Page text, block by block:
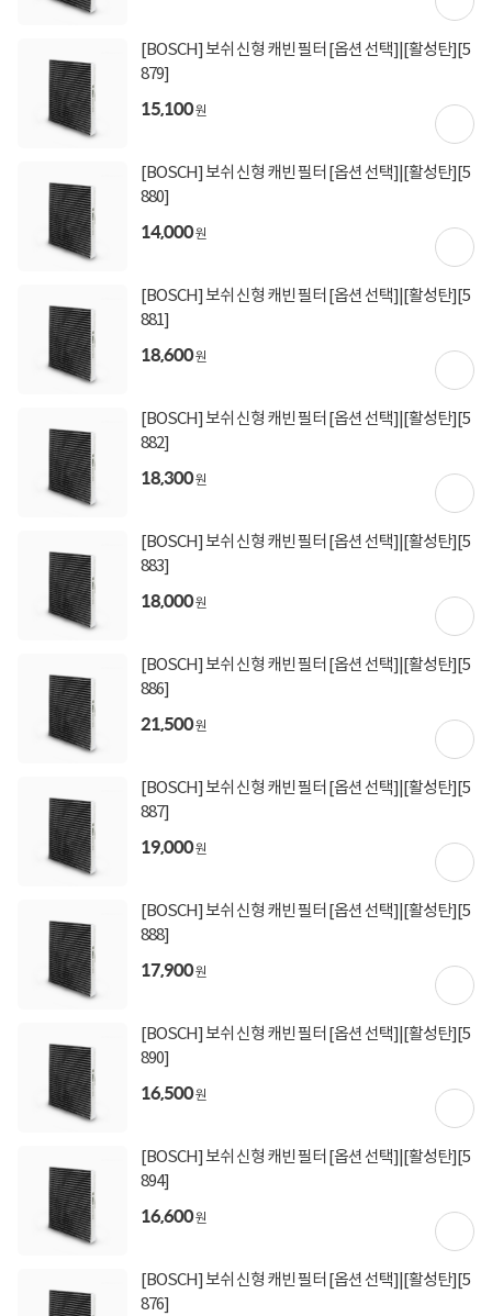
[BOSCH] 보쉬 신형 캐빈 필터 [옵션 선택]|[활성탄][5
879]
15,100원
[BOSCH] 보쉬 신형 캐빈 필터 [옵션 선택]|[활성탄][5
880]
14,000원
[BOSCH] 보쉬 신형 캐빈 필터 [옵션 선택]|[활성탄][5
881]
18,600원
[BOSCH] 보쉬 신형 캐빈 필터 [옵션 선택]|[활성탄][5
882]
18,300원
[BOSCH] 보쉬 신형 캐빈 필터 [옵션 선택]|[활성탄][5
883]
18,000원
[BOSCH] 보쉬 신형 캐빈 필터 [옵션 선택]|[활성탄][5
886]
21,500원
[BOSCH] 보쉬 신형 캐빈 필터 [옵션 선택]|[활성탄][5
887]
19,000원
[BOSCH] 보쉬 신형 캐빈 필터 [옵션 선택]|[활성탄][5
888]
17,900원
[BOSCH] 보쉬 신형 캐빈 필터 [옵션 선택]|[활성탄][5
890]
16,500원
[BOSCH] 보쉬 신형 캐빈 필터 [옵션 선택]|[활성탄][5
894]
16,600원
[BOSCH] 보쉬 신형 캐빈 필터 [옵션 선택]|[활성탄][5
876]
입고일 미정
배송정보
배송비
3,000원 (1박스)
구매후기(0) Q&A(0)